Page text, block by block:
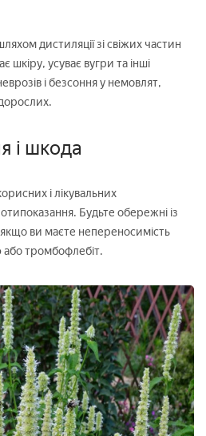
дистиляції зі свіжих частин
усуває вугри та інші
і безсоння у немовлят,
і шкода
і лікувальних
Будьте обережні із
якщо ви маєте непереносимість
або тромбофлебіт.